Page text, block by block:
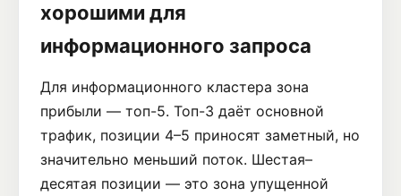
хорошими для
информационного запроса
Для информационного кластера зона
прибыли — топ-5. Топ-3 даёт основной
трафик, позиции 4–5 приносят заметный, но
значительно меньший поток. Шестая–
десятая позиции — это зона упущенной